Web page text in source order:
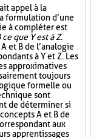
appel à la
formulation d’une
à compléter est
ce que Y est à Z.
et B de l’analogie
à Y et Z. Les
approximatives
toujours
formelle ou
sont
de déterminer si
A et B de
aux
apprentissages